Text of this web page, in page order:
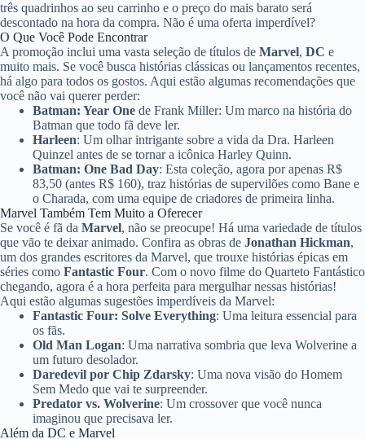
três quadrinhos ao seu carrinho e o preço do mais barato será
descontado na hora da compra. Não é uma oferta imperdível?
O Que Você Pode Encontrar
A promoção inclui uma vasta seleção de títulos de Marvel, DC e
muito mais. Se você busca histórias clássicas ou lançamentos recentes,
há algo para todos os gostos. Aqui estão algumas recomendações que
você não vai querer perder:
Batman: Year One de Frank Miller: Um marco na história do
Batman que todo fã deve ler.
Harleen: Um olhar intrigante sobre a vida da Dra. Harleen
Quinzel antes de se tornar a icônica Harley Quinn.
Batman: One Bad Day: Esta coleção, agora por apenas R$
83,50 (antes R$ 160), traz histórias de supervilões como Bane e
o Charada, com uma equipe de criadores de primeira linha.
Marvel Também Tem Muito a Oferecer
Se você é fã da Marvel, não se preocupe! Há uma variedade de títulos
que vão te deixar animado. Confira as obras de Jonathan Hickman,
um dos grandes escritores da Marvel, que trouxe histórias épicas em
séries como Fantastic Four. Com o novo filme do Quarteto Fantástico
chegando, agora é a hora perfeita para mergulhar nessas histórias!
Aqui estão algumas sugestões imperdíveis da Marvel:
Fantastic Four: Solve Everything: Uma leitura essencial para
os fãs.
Old Man Logan: Uma narrativa sombria que leva Wolverine a
um futuro desolador.
Daredevil por Chip Zdarsky: Uma nova visão do Homem
Sem Medo que vai te surpreender.
Predator vs. Wolverine: Um crossover que você nunca
imaginou que precisava ler.
Além da DC e Marvel